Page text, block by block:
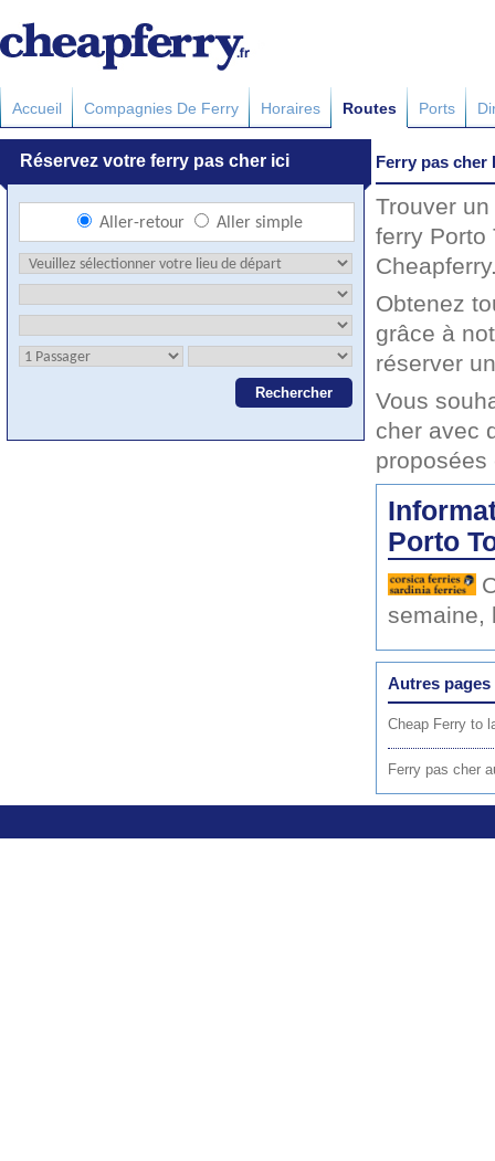
Accueil Compagnies De Ferry Horaires Routes Ports
Ferry pas cher
Trouver
ferry Porto
Obtenez
grâce à
réserver
Vous
cher avec
proposées
Porto
semaine,
Autres pages
Cheap Ferry to
Ferry pas cher